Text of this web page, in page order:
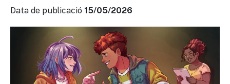
Data de publicació 15/05/2026